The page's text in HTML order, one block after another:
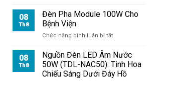
08
Th8
Đèn Pha Module 100W Cho
Bệnh Viện
Chức năng bình luận bị tắt
Pha
Module
100W
Cho
08
Th8
Nguồn Đèn LED Âm Nước
50W (TDL-NAC50): Tinh Hoa
Chiếu Sáng Dưới Đáy Hồ